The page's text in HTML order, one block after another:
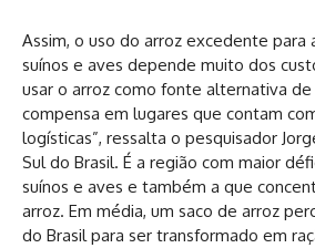
Assim, o uso do arroz excedente para
suínos e aves depende muito dos
usar o arroz como fonte alternativa
compensa em lugares que contam
logísticas”, ressalta o pesquisador
Sul do Brasil. É a região com maior
suínos e aves e também a que
arroz. Em média, um saco de arroz
do Brasil para ser transformado em